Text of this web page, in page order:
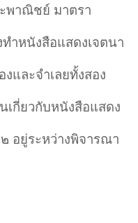
พาณิชย์ มาตรา
ทำหนังสือแสดงเจตนา
งและจำเลยทั้งสอง
เกี่ยวกับหนังสือแสดง
อยู่ระหว่างพิจารณา